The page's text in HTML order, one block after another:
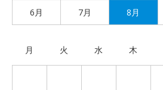
6月 7月 8月
月 火 水 木